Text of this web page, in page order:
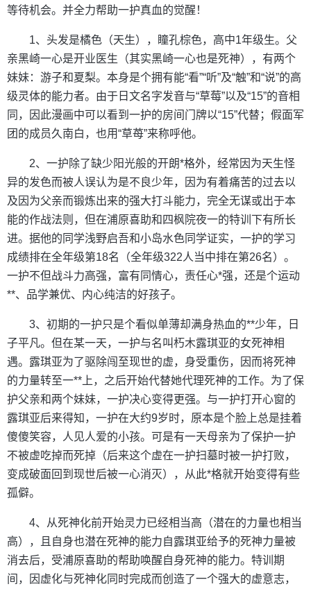
等待机会。并全力帮助一护真血的觉醒！
1、头发是橘色（天生），瞳孔棕色，高中1年级生。父
亲黑崎一心是开业医生（其实黑崎一心也是死神），有两个
妹妹：游子和夏梨。本身是个拥有能“看”“听”及“触”和“说”的高
级灵体的能力者。由于日文名字发音与“草莓”以及“15”的音相
同，因此漫画中可以看到一护的房间门牌以“15”代替；假面军
团的成员久南白，也用“草苺”来称呼他。
2、一护除了缺少阳光般的开朗*格外，经常因为天生怪
异的发色而被人误认为是不良少年，因为有着痛苦的过去以
及因为父亲而锻炼出来的强大打斗能力，完全无谋或出于本
能的作战法则，但在浦原喜助和四枫院夜一的特训下有所长
进。据他的同学浅野启吾和小岛水色同学证实，一护的学习
成绩排在全年级第18名（全年级322人当中排在第26名）。
一护不但战斗力高强，富有同情心，责任心*强，还是个运动
**、品学兼优、内心纯洁的好孩子。
3、初期的一护只是个看似单薄却满身热血的**少年，日
子平凡。但在某一天，一护与名叫朽木露琪亚的女死神相
遇。露琪亚为了驱除闯至现世的虚，身受重伤，因而将死神
的力量转至一**上，之后开始代替她代理死神的工作。为了保
护父亲和两个妹妹，一护决心变得更强。与一护打开心窗的
露琪亚后来得知，一护在大约9岁时，原本是个脸上总是挂着
傻傻笑容，人见人爱的小孩。可是有一天母亲为了保护一护
不被虚吃掉而死掉（后来这个虚在一护扫墓时被一护打败，
变成破面回到现世后被一心消灭），从此*格就开始变得有些
孤僻。
4、从死神化前开始灵力已经相当高（潜在的力量也相当
高），且自身也潜在死神的能力自露琪亚给予的死神力量被
消去后，受浦原喜助的帮助唤醒自身死神的能力。特训期
间，因虚化与死神化同时完成而创造了一个强大的虚意志，